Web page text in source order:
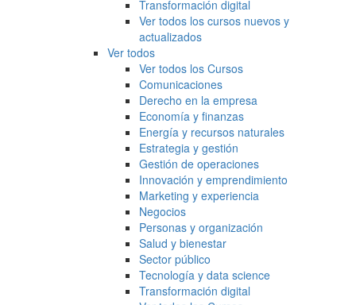
Transformación digital
Ver todos los cursos nuevos y
actualizados
Ver todos
Ver todos los Cursos
Comunicaciones
Derecho en la empresa
Economía y finanzas
Energía y recursos naturales
Estrategia y gestión
Gestión de operaciones
Innovación y emprendimiento
Marketing y experiencia
Negocios
Personas y organización
Salud y bienestar
Sector público
Tecnología y data science
Transformación digital